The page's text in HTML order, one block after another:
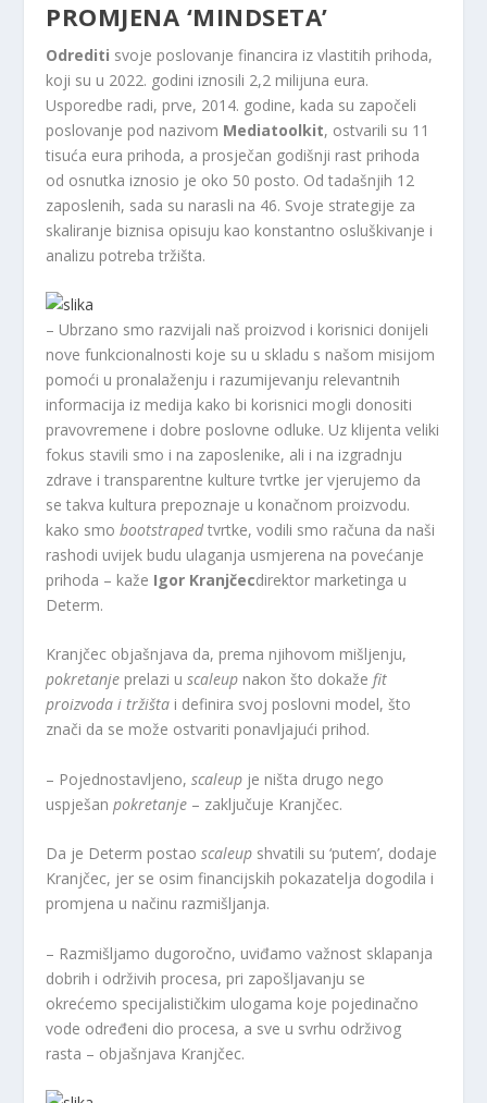
PROMJENA ‘MINDSETA’
Odrediti svoje poslovanje financira iz vlastitih prihoda,
koji su u 2022. godini iznosili 2,2 milijuna eura.
Usporedbe radi, prve, 2014. godine, kada su započeli
poslovanje pod nazivom Mediatoolkit, ostvarili su 11
tisuća eura prihoda, a prosječan godišnji rast prihoda
od osnutka iznosio je oko 50 posto. Od tadašnjih 12
zaposlenih, sada su narasli na 46. Svoje strategije za
skaliranje biznisa opisuju kao konstantno osluškivanje i
analizu potreba tržišta.
– Ubrzano smo razvijali naš proizvod i korisnici donijeli
nove funkcionalnosti koje su u skladu s našom misijom
pomoći u pronalaženju i razumijevanju relevantnih
informacija iz medija kako bi korisnici mogli donositi
pravovremene i dobre poslovne odluke. Uz klijenta veliki
fokus stavili smo i na zaposlenike, ali i na izgradnju
zdrave i transparentne kulture tvrtke jer vjerujemo da
se takva kultura prepoznaje u konačnom proizvodu.
kako smobootstrapedtvrtke, vodili smo računa da naši
rashodi uvijek budu ulaganja usmjerena na povećanje
prihoda – kaže Igor Kranjčecdirektor marketinga u
Determ.
Kranjčec objašnjava da, prema njihovom mišljenju,
pokretanje prelazi uscaleup nakon što dokaže fit
proizvoda i tržišta i definira svoj poslovni model, što
znači da se može ostvariti ponavljajući prihod.
– Pojednostavljeno,scaleup je ništa drugo nego
uspješanpokretanje – zaključuje Kranjčec.
Da je Determ postaoscaleup shvatili su ‘putem’, dodaje
Kranjčec, jer se osim financijskih pokazatelja dogodila i
promjena u načinu razmišljanja.
– Razmišljamo dugoročno, uviđamo važnost sklapanja
dobrih i održivih procesa, pri zapošljavanju se
okrećemo specijalističkim ulogama koje pojedinačno
vode određeni dio procesa, a sve u svrhu održivog
rasta – objašnjava Kranjčec.